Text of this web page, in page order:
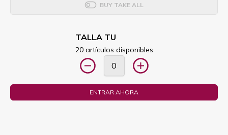
BUY TAKE ALL
TALLA TU
20 artículos disponibles
ENTRAR AHORA